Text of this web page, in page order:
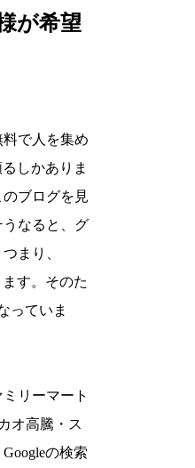
が希望
で人を集め
しかありま
ブログを見
なると、グ
まり、
す。そのた
っていま
リーマート
オ高騰・ス
の検索